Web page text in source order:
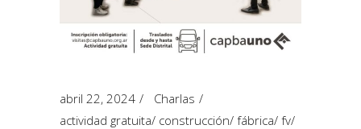
abril 22, 2024
Charlas
actividad gratuita/ construcción/ fábrica/ fv/